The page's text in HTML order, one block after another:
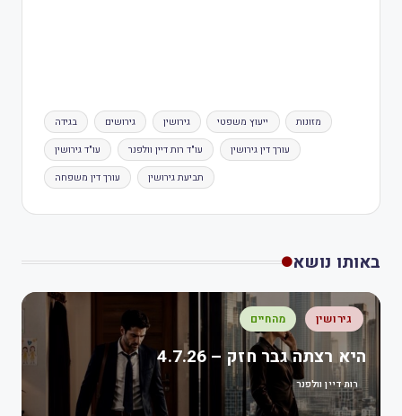
בגידה גירושים גירושין ייעוץ משפטי מזונות
עו"ד גירושין עו"ד רות דיין וולפנר עורך דין גירושין
עורך דין משפחה תביעת גירושין
באותו נושא
גירושין מהחיים
היא רצתה גבר חזק – 4.7.26
רות דיין וולפנר